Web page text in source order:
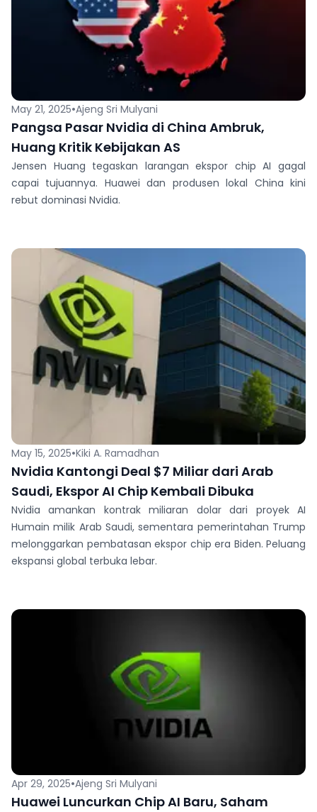
May 21, 2025•Ajeng Sri Mulyani
Pangsa Pasar Nvidia di China Ambruk,
Huang Kritik Kebijakan AS
Jensen Huang tegaskan larangan ekspor chip AI gagal
capai tujuannya. Huawei dan produsen lokal China kini
rebut dominasi Nvidia.
May 15, 2025•Kiki A. Ramadhan
Nvidia Kantongi Deal $7 Miliar dari Arab
Saudi, Ekspor AI Chip Kembali Dibuka
Nvidia amankan kontrak miliaran dolar dari proyek AI
Humain milik Arab Saudi, sementara pemerintahan Trump
melonggarkan pembatasan ekspor chip era Biden. Peluang
ekspansi global terbuka lebar.
Apr 29, 2025•Ajeng Sri Mulyani
Huawei Luncurkan Chip AI Baru, Saham